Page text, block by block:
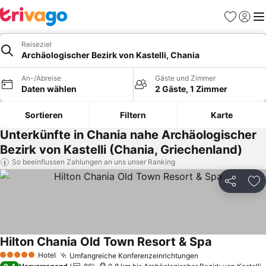
Favoriten
Reiseziel
Archäologischer Bezirk von Kastelli, Chania
An-/Abreise
Daten wählen
Gäste und Zimmer
2 Gäste, 1 Zimmer
Sortieren Filtern Karte
Unterkünfte in Chania nahe Archäologischer
Bezirk von Kastelli (Chania, Griechenland)
So beeinflussen Zahlungen an uns unser Ranking
Teilen
5 Sterne Hotel Umfangreiche Konferenzeinrichtungen
Hilton Chania Old Town Resort & Spa